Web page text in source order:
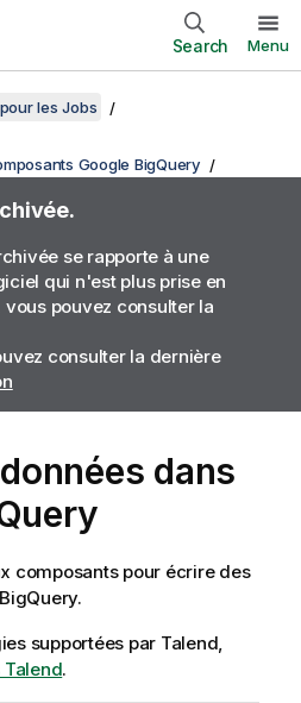
Search Menu
les Jobs
Google BigQuery
se rapporte à une
qui n'est plus prise en
pouvez consulter la
consulter la dernière
dans
composants pour écrire des
supportées par Talend,
Talend.